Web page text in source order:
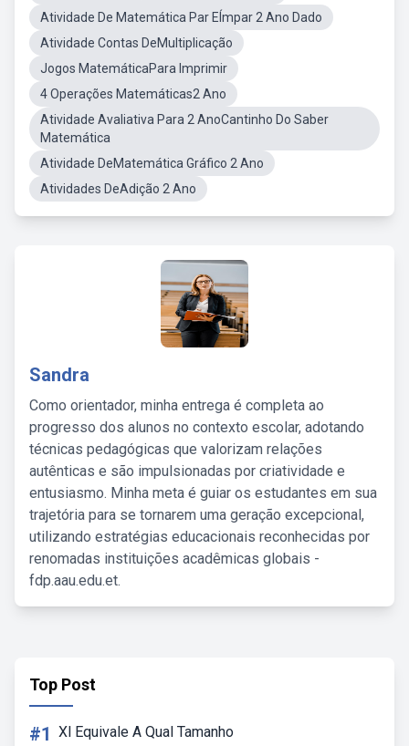
Atividade De Matemática Par EÍmpar 2 Ano Dado
Atividade Contas DeMultiplicação
Jogos MatemáticaPara Imprimir
4 Operações Matemáticas2 Ano
Atividade Avaliativa Para 2 AnoCantinho Do Saber
Matemática
Atividade DeMatemática Gráfico 2 Ano
Atividades DeAdição 2 Ano
Sandra
Como orientador, minha entrega é completa ao
progresso dos alunos no contexto escolar, adotando
técnicas pedagógicas que valorizam relações
autênticas e são impulsionadas por criatividade e
entusiasmo. Minha meta é guiar os estudantes em sua
trajetória para se tornarem uma geração excepcional,
utilizando estratégias educacionais reconhecidas por
renomadas instituições acadêmicas globais -
fdp.aau.edu.et.
Top Post
#1 Xl Equivale A Qual Tamanho